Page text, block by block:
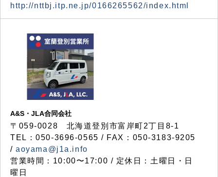
http://nttbj.itp.ne.jp/0166265562/index.html
A&S・JLA合同会社
〒 059-0028 北海道登別市富岸町2丁目 8-1
TEL：050-3696-0565 / FAX：050-3183-9205
/aoyama@j1a.info
営業時間：10:00〜17:00 / 定休日：土曜日・日
曜日